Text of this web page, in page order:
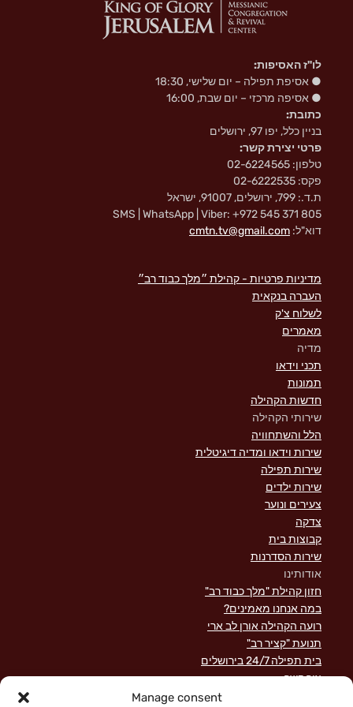
Manage consent
לו"ז האסיפות:
● אסיפת תפילה – יום שלישי, 18:30
● אסיפה מרכזי – יום שבת, 16:00
כתובת:
בניין כלל, יפו 97, ירושלים
פרטי יצירת קשר:
טלפון: 02-6224565
פקס: 02-6222535
ת.ד.: 799, ירושלים, 91007, ישראל
SMS | WhatsApp | Viber: +972 545 371 805
דוא"ל: cmtn.tv@gmail.com
מדיניות פרטיות - קהילת ״מלך כבוד רב״
העברה בנקאית
לשלוח צ'ק
מאמרים
מדיה
תכני וידאו
תמונות
חדשות הקהילה
שירותי הקהילה
הלל והשתחוויה
שירות וידאו ומדיה דיגיטלית
שירות תפילה
שירות ילדים
צעירים ונוער
צדקה
קבוצות בית
שירות הסדרנות
אודותינו
חזון קהילת "מלך כבוד רב"
במה אנחנו מאמינים?
רועה הקהילה אורן לב ארי
תנועת "קציר רב"
בית תפילה 24/7 בירושלים
צור קשר
השקפה מקראית על שירות לישראל